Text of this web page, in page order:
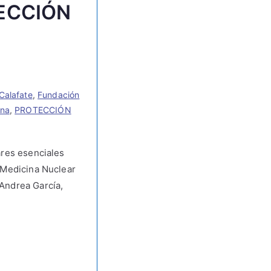
, Fundación
, PROTECCIÓN
esenciales
Nuclear
García,